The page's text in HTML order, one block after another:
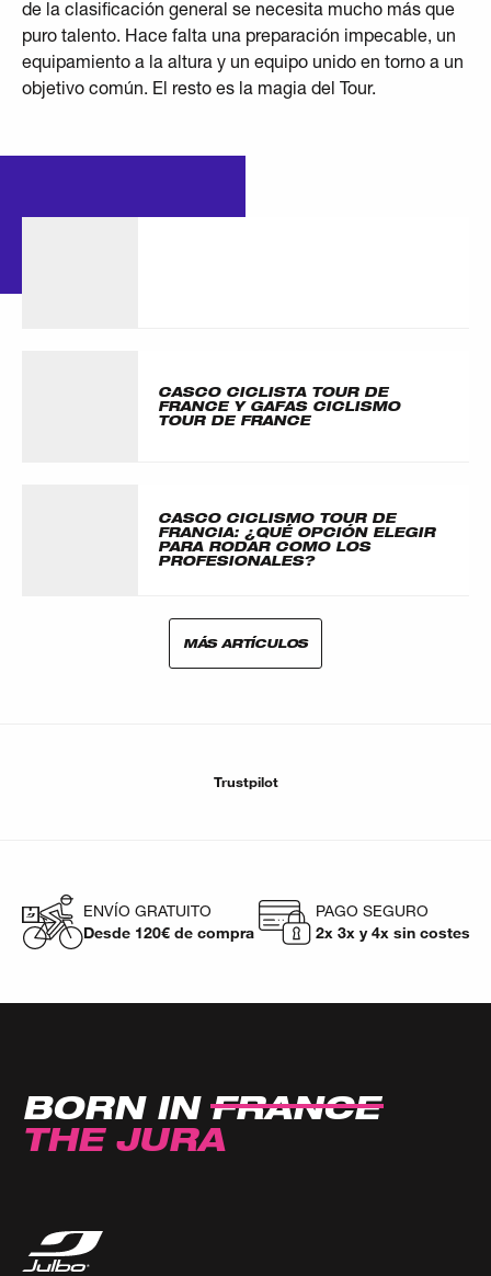
de la clasificación general se necesita mucho más que
puro talento. Hace falta una preparación impecable, un
equipamiento a la altura y un equipo unido en torno a un
objetivo común. El resto es la magia del Tour.
CASCO CICLISTA TOUR DE
FRANCE Y GAFAS CICLISMO
TOUR DE FRANCE
CASCO CICLISMO TOUR DE
FRANCIA: ¿QUÉ OPCIÓN ELEGIR
PARA RODAR COMO LOS
PROFESIONALES?
MÁS ARTÍCULOS
Trustpilot
ENVÍO GRATUITO
Desde 120€ de compra
PAGO SEGURO
2x 3x y 4x sin costes
BORN IN FRANCE
THE JURA